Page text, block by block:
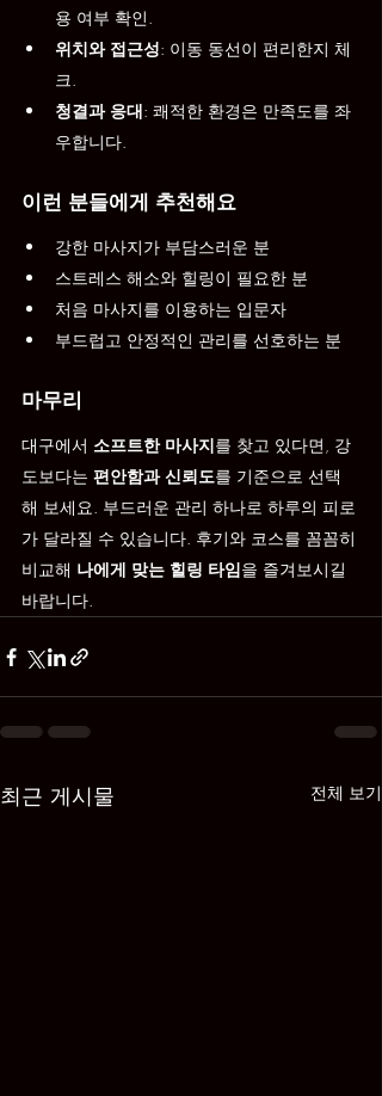
용 여부 확인.
위치와 접근성: 이동 동선이 편리한지 체
크.
청결과 응대: 쾌적한 환경은 만족도를 좌
우합니다.
이런 분들에게 추천해요
강한 마사지가 부담스러운 분
스트레스 해소와 힐링이 필요한 분
처음 마사지를 이용하는 입문자
부드럽고 안정적인 관리를 선호하는 분
마무리
대구에서 소프트한 마사지를 찾고 있다면, 강
도보다는 편안함과 신뢰도를 기준으로 선택
해 보세요. 부드러운 관리 하나로 하루의 피로
가 달라질 수 있습니다. 후기와 코스를 꼼꼼히
비교해 나에게 맞는 힐링 타임을 즐겨보시길
바랍니다.
최근 게시물 전체 보기